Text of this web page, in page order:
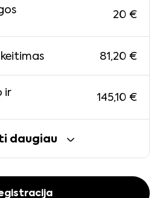
20 €
81,20 €
ir
145,10 €
daugiau